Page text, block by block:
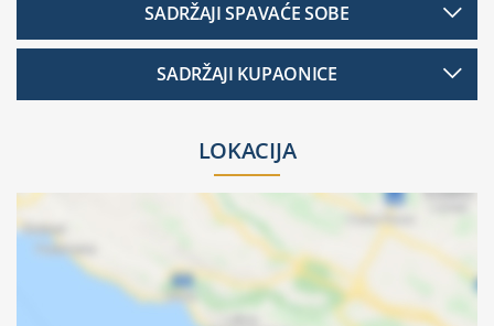
SADRŽAJI SPAVAĆE SOBE
SADRŽAJI KUPAONICE
LOKACIJA